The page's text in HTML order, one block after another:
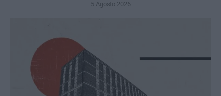
5 Agosto 2026